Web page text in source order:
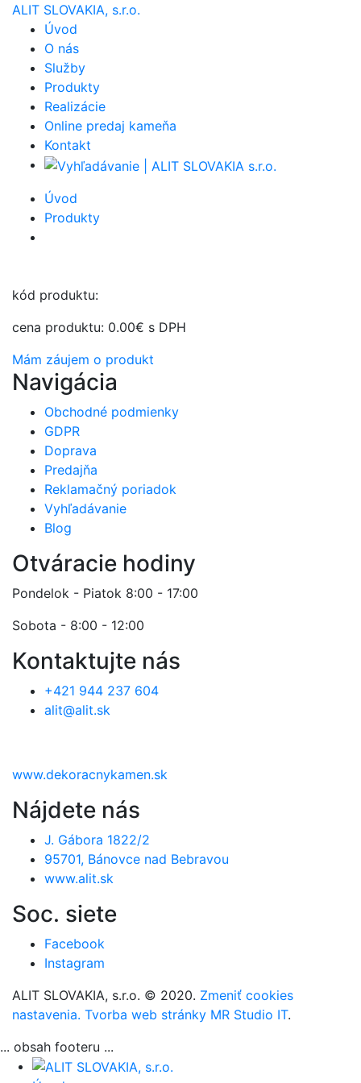
ALIT SLOVAKIA, s.r.o.
Úvod
O nás
Služby
Produkty
Realizácie
Online predaj kameňa
Kontakt
Úvod
Produkty
kód produktu:
cena produktu: 0.00€ s DPH
Mám záujem o produkt
Navigácia
Obchodné podmienky
GDPR
Doprava
Predajňa
Reklamačný poriadok
Vyhľadávanie
Blog
Otváracie hodiny
Pondelok - Piatok 8:00 - 17:00
Sobota - 8:00 - 12:00
Kontaktujte nás
+421 944 237 604
alit@alit.sk
www.dekoracnykamen.sk
Nájdete nás
J. Gábora 1822/2
95701, Bánovce nad Bebravou
www.alit.sk
Soc. siete
Facebook
Instagram
ALIT SLOVAKIA, s.r.o. © 2020. Zmeniť cookies
nastavenia. Tvorba web stránky MR Studio IT.
... obsah footeru ...